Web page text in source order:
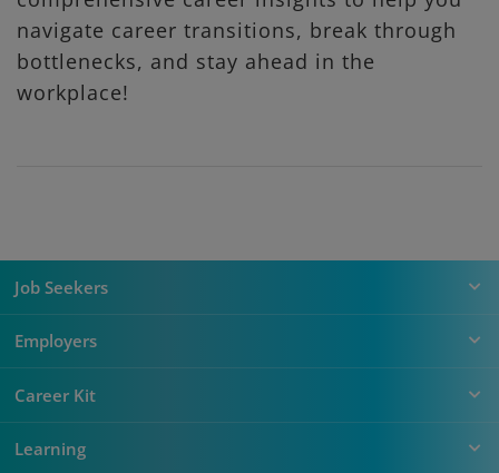
navigate career transitions, break through
bottlenecks, and stay ahead in the
workplace!
Job Seekers
Employers
Career Kit
Learning